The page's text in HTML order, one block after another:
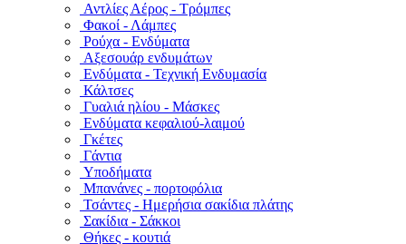
Αντλίες Αέρος - Τρόμπες
Φακοί - Λάμπες
Ρούχα - Ενδύματα
Αξεσουάρ ενδυμάτων
Ενδύματα - Τεχνική Ενδυμασία
Κάλτσες
Γυαλιά ηλίου - Μάσκες
Ενδύματα κεφαλιού-λαιμού
Γκέτες
Γάντια
Υποδήματα
Μπανάνες - πορτοφόλια
Τσάντες - Ημερήσια σακίδια πλάτης
Σακίδια - Σάκκοι
Θήκες - κουτιά